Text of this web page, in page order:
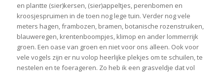
en plantte (sier)kersen, (sier)appeltjes, perenbomen en
kroosjespruimen in de toen nog lege tuin. Verder nog vele
meters hagen, frambozen, bramen, botanische rozenstruiken,
blauweregen, krentenboompjes, klimop en ander lommerrijk
groen. Een oase van groen en niet voor ons alleen. Ook voor
vele vogels zijn er nu volop heerlijke plekjes om te schuilen, te
nestelen en te foerageren. Zo heb ik een grasveldje dat vol